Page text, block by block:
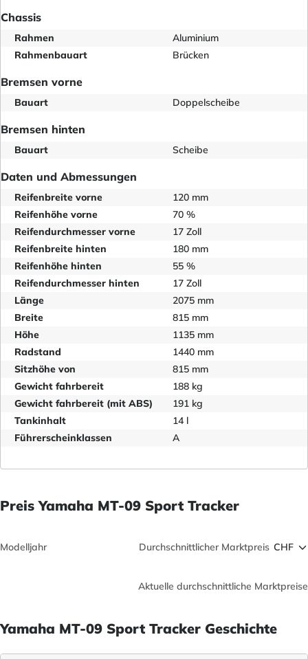
Chassis
Rahmen
Aluminium
Rahmenbauart
Brücken
Bremsen vorne
Bauart Doppelscheibe
Bremsen hinten
Bauart Scheibe
Daten und Abmessungen
Reifenbreite vorne
120 mm
Reifenhöhe vorne
70 %
Reifendurchmesser vorne
17 Zoll
Reifenbreite hinten
180 mm
Reifenhöhe hinten
55 %
Reifendurchmesser hinten
17 Zoll
Länge
2075 mm
Breite
815 mm
Höhe
1135 mm
Radstand
1440 mm
Sitzhöhe von
815 mm
Gewicht fahrbereit
188 kg
Gewicht fahrbereit (mit ABS)
191 kg
Tankinhalt
14 l
Führerscheinklassen
A
Preis Yamaha MT-09 Sport Tracker
Modelljahr Durchschnittlicher Marktpreis
Aktuelle durchschnittliche Marktpreise
Yamaha MT-09 Sport Tracker Geschichte